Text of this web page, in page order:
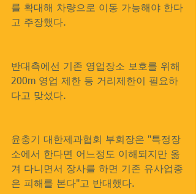
를 확대해 차량으로 이동 가능해야 한다
고 주장했다.
반대측에선 기존 영업장소 보호를 위해
200m 영업 제한 등 거리제한이 필요하
다고 맞섰다.
윤충기 대한제과협회 부회장은 "특정장
소에서 한다면 어느정도 이해되지만 옮
겨 다니면서 장사를 하면 기존 유사업종
은 피해를 본다"고 반대했다.